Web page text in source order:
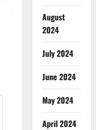
August
2024
July 2024
June 2024
May 2024
April 2024